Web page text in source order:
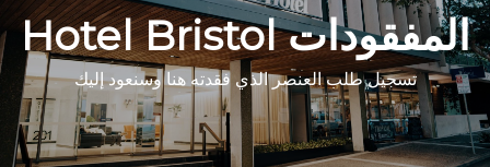
Hotel Bristol المفقودات
تسجيل طلب العنصر الذي فقدته هنا وسنعود إليك